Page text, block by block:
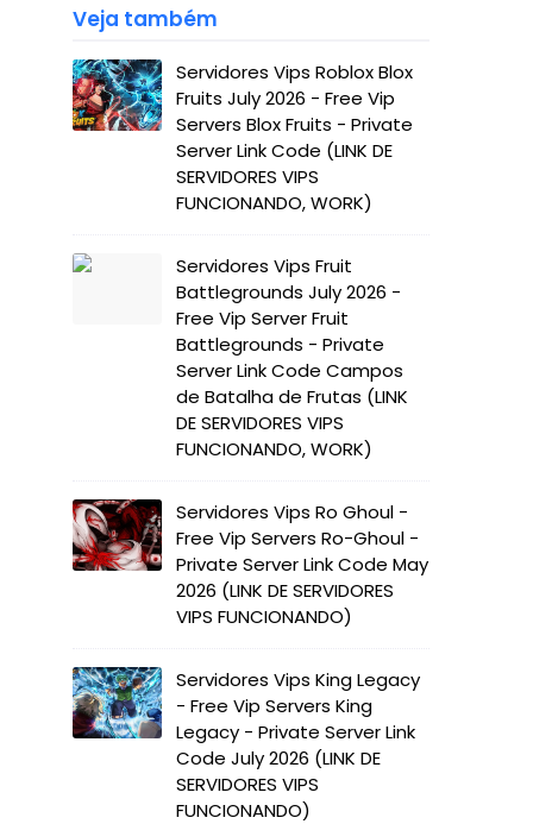
Veja também
Servidores Vips Roblox Blox
Fruits July 2026 - Free Vip
Servers Blox Fruits - Private
Server Link Code (LINK DE
SERVIDORES VIPS
FUNCIONANDO, WORK)
Servidores Vips Fruit
Battlegrounds July 2026 -
Free Vip Server Fruit
Battlegrounds - Private
Server Link Code Campos
de Batalha de Frutas (LINK
DE SERVIDORES VIPS
FUNCIONANDO, WORK)
Servidores Vips Ro Ghoul -
Free Vip Servers Ro-Ghoul -
Private Server Link Code May
2026 (LINK DE SERVIDORES
VIPS FUNCIONANDO)
Servidores Vips King Legacy
- Free Vip Servers King
Legacy - Private Server Link
Code July 2026 (LINK DE
SERVIDORES VIPS
FUNCIONANDO)